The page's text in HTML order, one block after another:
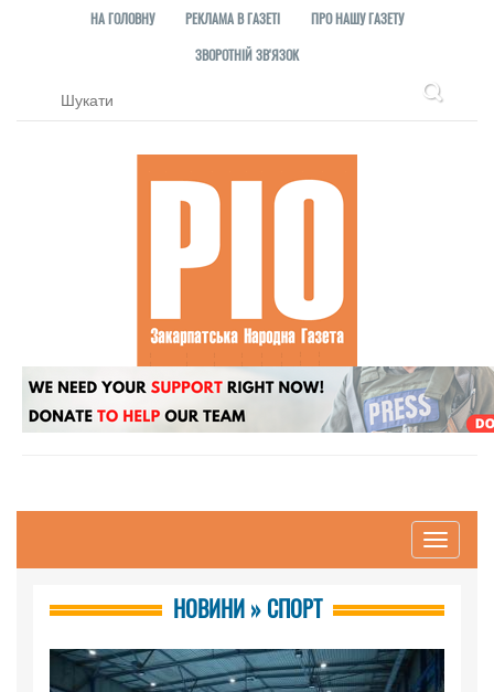
НА ГОЛОВНУ РЕКЛАМА В ГАЗЕТІ
ПРО НАШУ ГАЗЕТУ
ЗВОРОТНІЙ ЗВ'ЯЗОК
Toggle
НОВИНИ » СПОРТ